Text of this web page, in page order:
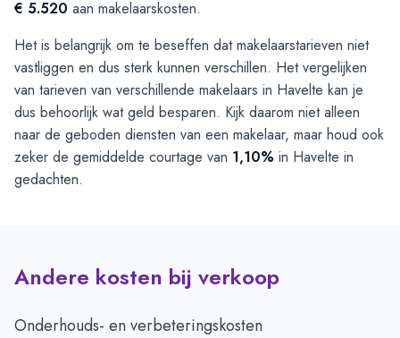
€ 5.520 aan makelaarskosten.
Het is belangrijk om te beseffen dat makelaarstarieven niet
vastliggen en dus sterk kunnen verschillen. Het vergelijken
van tarieven van verschillende makelaars in Havelte kan je
dus behoorlijk wat geld besparen. Kijk daarom niet alleen
naar de geboden diensten van een makelaar, maar houd ook
zeker de gemiddelde courtage van 1,10% in Havelte in
gedachten.
Andere kosten bij verkoop
Onderhouds- en verbeteringskosten